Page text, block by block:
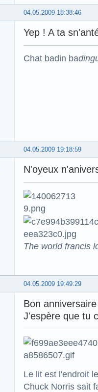
04.05.2009 18:38:46
Yep ! A ta
Chat badin ba
04.05.2009 19:18:59
N'oyeux
The world francis
04.05.2009 19:49:29
Bon
J'espère que tu
Le lit est l'endroit
Chuck Norris sait